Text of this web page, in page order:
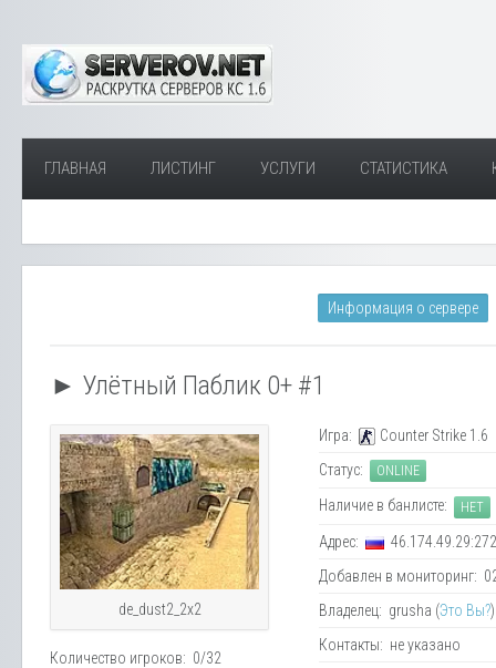
ГЛАВНАЯ ЛИСТИНГ УСЛУГИ СТАТИСТИКА
Информация о сервере
► Улётный Паблик 0+ #1
de_dust2_2x2
Количество игроков: 0/32
Игра:
Counter Strike 1.6
Статус:
ONLINE
Наличие в банлисте: НЕТ
Адрес:
Добавлен в мониторинг:
Владелец: grusha (Это Вы?)
Контакты: не указано